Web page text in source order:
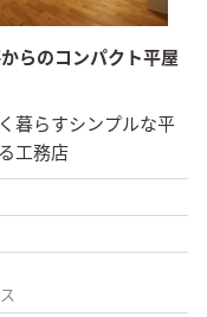
らのコンパクト平屋
暮らすシンプルな平
工務店